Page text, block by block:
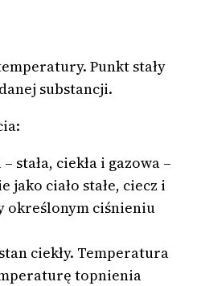
Punkt stały
substancji.
ciekła i gazowa –
ciało stałe, ciecz i
określonym ciśnieniu
ciekły. Temperatura
topnienia